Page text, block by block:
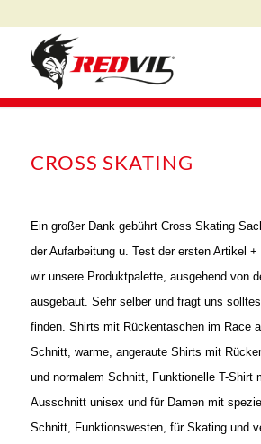
CROSS SKATING
Ein großer Dank gebührt Cross Skating
der Aufarbeitung u. Test der ersten Artikel
wir unsere Produktpalette, ausgehend von
ausgebaut. Sehr selber und fragt uns
finden. Shirts mit Rückentaschen im Race
Schnitt, warme, angeraute Shirts mit
und normalem Schnitt, Funktionelle T-Shirt
Ausschnitt unisex und für Damen mit
Schnitt, Funktionswesten, für Skating und